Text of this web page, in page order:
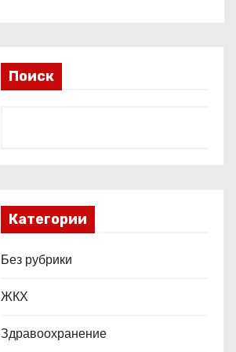
Поиск
Категории
Без рубрики
ЖКХ
Здравоохранение